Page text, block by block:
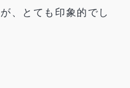
、とても印象的でし